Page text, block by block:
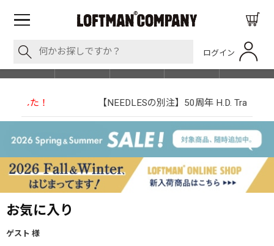
ログイン
SHOP LIST
【NEEDLESの別注】50周年 H.D. Track Pant
お気に入り
ゲスト 様